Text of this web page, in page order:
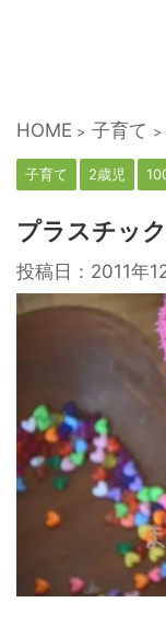
HOME > 子育て >
子育て 2歳児
プラスチッ
投稿日：2011年